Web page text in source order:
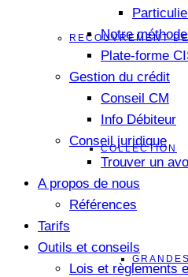
RECOUVREMENT
COLLECTION
Notre
Plate-forme
Gestion du crédit
Conseil CM
Info Débiteur
Conseil juridique
Trouver un
A propos de nous
Références
Tarifs
Outils et conseils
Lois et règlements